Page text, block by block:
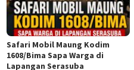
Safari Mobil Maung Kodim
1608/Bima Sapa Warga di
Lapangan Serasuba